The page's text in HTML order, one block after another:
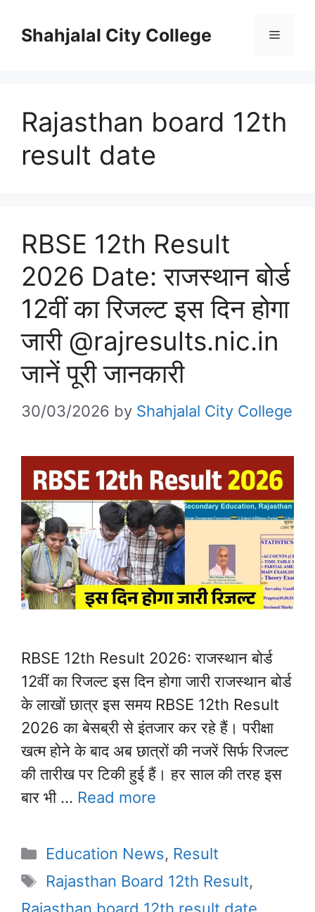
Shahjalal City College Menu
Rajasthan board 12th
result date
RBSE 12th Result
2026 Date: राजस्थान बोर्ड
12वीं का रिजल्ट इस दिन होगा
जारी @rajresults.nic.in
जानें पूरी जानकारी
30/03/2026 by Shahjalal City College
RBSE 12th Result 2026: राजस्थान बोर्ड
12वीं का रिजल्ट इस दिन होगा जारी राजस्थान बोर्ड
के लाखों छात्र इस समय RBSE 12th Result
2026 का बेसब्री से इंतजार कर रहे हैं। परीक्षा
खत्म होने के बाद अब छात्रों की नजरें सिर्फ रिजल्ट
की तारीख पर टिकी हुई हैं। हर साल की तरह इस
बार भी … Read more
Categories
Education News, Result
Tags
Rajasthan Board 12th Result,